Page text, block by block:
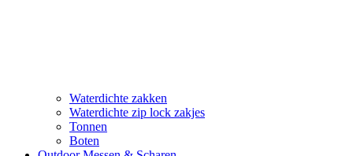
Waterdichte zakken
Waterdichte zip lock zakjes
Tonnen
Boten